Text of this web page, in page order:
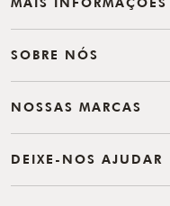
SOBRE NÓS
NOSSAS MARCAS
DEIXE-NOS AJUDAR